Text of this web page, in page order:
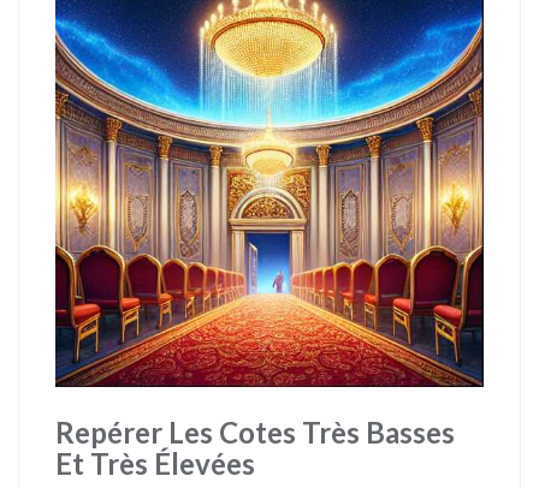
Repérer Les Cotes Très Basses
Et Très Élevées